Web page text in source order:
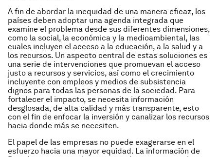
A fin de abordar la inequidad de una manera eficaz, los
países deben adoptar una agenda integrada que
examine el problema desde sus diferentes dimensiones,
como la social, la económica y la medioambiental, las
cuales incluyen el acceso a la educación, a la salud y a
los recursos. Un aspecto central de estas soluciones es
una serie de intervenciones que promuevan el acceso
justo a recursos y servicios, así como el crecimiento
incluyente con empleos y medios de subsistencia
dignos para todas las personas de la sociedad. Para
fortalecer el impacto, se necesita información
desglosada, de alta calidad y más transparente, esto
con el fin de enfocar la inversión y canalizar los recursos
hacia donde más se necesiten.
El papel de las empresas no puede exagerarse en el
esfuerzo hacia una mayor equidad. La información de